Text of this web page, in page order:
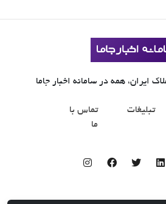
ایران، همه در سامانه اخبار جاما
تبلیغات
تماس با
ما